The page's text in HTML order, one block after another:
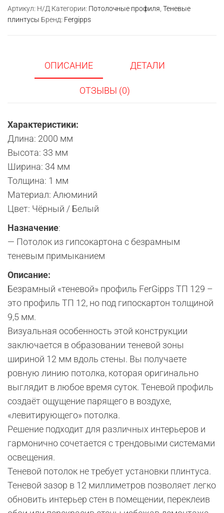
профиль
Артикул: Н/Д Категории: Потолочные профиля Теневые
плинтусы Бренд: Fergipps
ОПИСАНИЕ ДЕТАЛИ
ОТЗЫВЫ (0)
Характеристики:
Длина: 2000 мм
Высота: 33 мм
Ширина: 34 мм
Толщина: 1 мм
Материал: Алюминий
Цвет: Чёрный / Белый
Назначение:
— Потолок из гипсокартона с безрамным
теневым примыканием
Описание:
Безрамный «теневой» профиль FerGipps ТП 129 –
это профиль ТП 12, но под гипоскартон толщиной
9,5 мм.
Визуальная особенность этой конструкции
заключается в образовании теневой зоны
шириной 12 мм вдоль стены. Вы получаете
ровную линию потолка, которая оригинально
выглядит в любое время суток. Теневой профиль
создаёт ощущение парящего в воздухе,
«левитирующего» потолка.
Решение подходит для различных интерьеров и
гармонично сочетается c трендовыми системами
освещения.
Теневой потолок не требует установки плинтуса.
Теневой зазор в 12 миллиметров позволяет легко
обновить интерьер стен в помещении, переклеив